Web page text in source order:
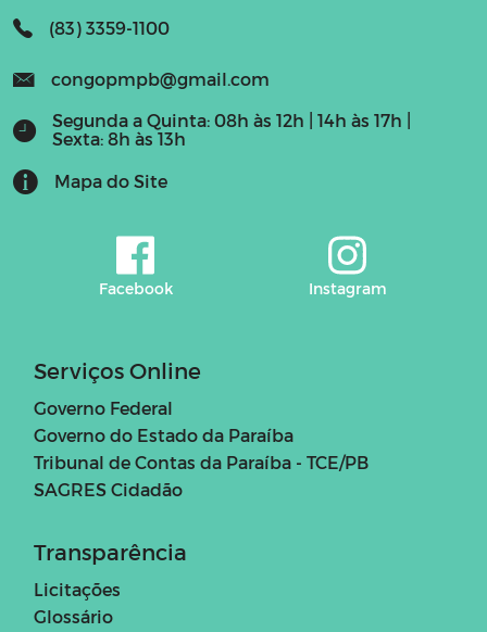
(83) 3359-1100
congopmpb@gmail.com
Segunda a Quinta: 08h às 12h | 14h às 17h |
Sexta: 8h às 13h
Mapa do Site
Facebook Instagram
Serviços Online
Governo Federal
Governo do Estado da Paraíba
Tribunal de Contas da Paraíba - TCE/PB
SAGRES Cidadão
Transparência
Licitações
Glossário